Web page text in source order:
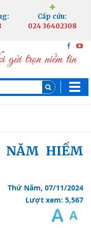
Cấp cứu:
024 36402308
Thứ Năm, 07/11/2024
Lượt xem: 5,567